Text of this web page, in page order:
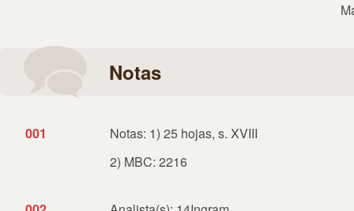
Notas
001
Notas: 1) 25 hojas, s. XVIII
2) MBC: 2216